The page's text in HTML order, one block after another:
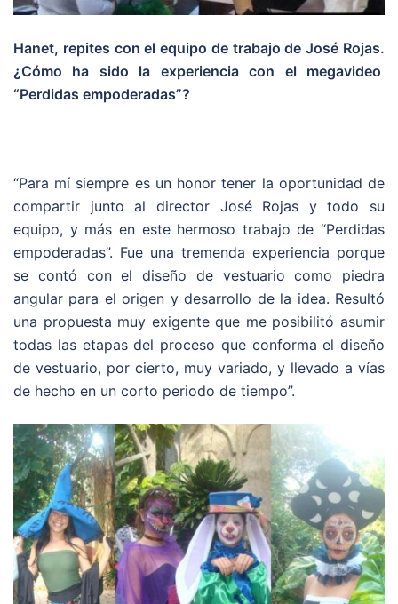
Hanet, repites con el equipo de trabajo de José Rojas.
¿Cómo ha sido la experiencia con el megavideo
“Perdidas empoderadas”?
“Para mí siempre es un honor tener la oportunidad de
compartir junto al director José Rojas y todo su
equipo, y más en este hermoso trabajo de “Perdidas
empoderadas”. Fue una tremenda experiencia porque
se contó con el diseño de vestuario como piedra
angular para el origen y desarrollo de la idea. Resultó
una propuesta muy exigente que me posibilitó asumir
todas las etapas del proceso que conforma el diseño
de vestuario, por cierto, muy variado, y llevado a vías
de hecho en un corto periodo de tiempo”.